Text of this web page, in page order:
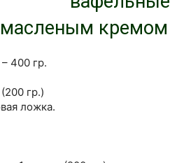
масленым кремом
400 гр.
гр.)
ложка.